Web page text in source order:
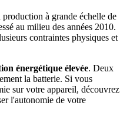
à grande échelle de
au milieu des années 2010.
contraintes physiques et
énergétique élevée. Deux
la batterie. Si vous
sur votre appareil, découvrez
l'autonomie de votre